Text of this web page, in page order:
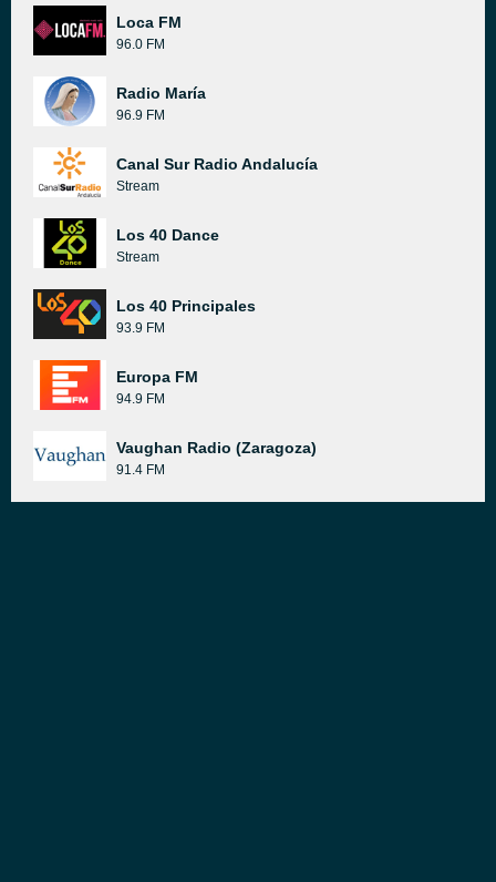
Loca FM
96.0 FM
Radio María
96.9 FM
Canal Sur Radio Andalucía
Stream
Los 40 Dance
Stream
Los 40 Principales
93.9 FM
Europa FM
94.9 FM
Vaughan Radio (Zaragoza)
91.4 FM